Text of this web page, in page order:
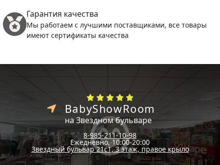
Гарантия качества
Мы работаем с лучшими поставщиками, все товары
имеют сертификаты качества
BabyShowRoom
на Звездном бульваре
8-985-211-10-98
Ежедневно, 10:00-20:00
Звездный бульвар 21с1, 3 этаж, правое крыло